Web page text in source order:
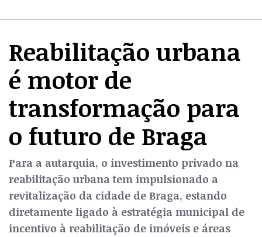
Reabilitação urbana
é motor de
transformação para
o futuro de Braga
Para a autarquia, o investimento privado na
reabilitação urbana tem impulsionado a
revitalização da cidade de Braga, estando
diretamente ligado à estratégia municipal de
incentivo à reabilitação de imóveis e áreas